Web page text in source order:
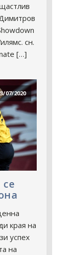
сн.
[…]
07/2020
края на
успех
на